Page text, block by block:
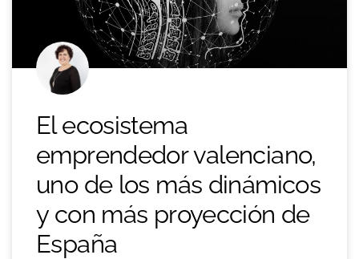
El ecosistema
emprendedor valenciano,
uno de los más dinámicos
y con más proyección de
España